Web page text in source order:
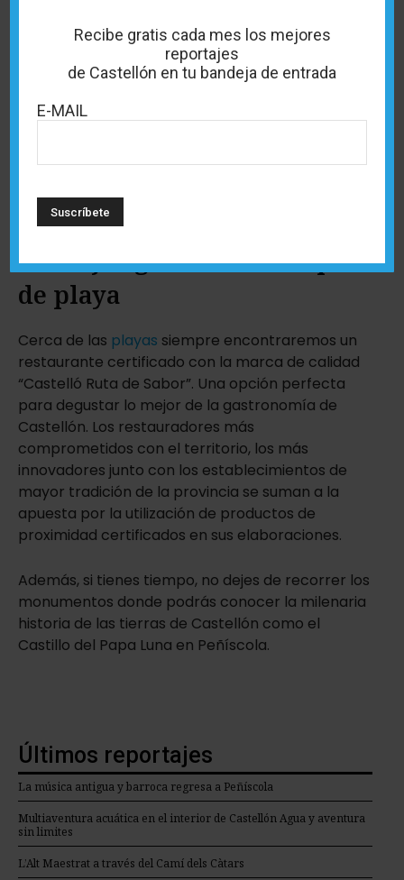
La mejor gastronomía a pie
de playa
Cerca de las playas siempre encontraremos un
restaurante certificado con la marca de calidad
“Castelló Ruta de Sabor”. Una opción perfecta
para degustar lo mejor de la gastronomía de
Castellón. Los restauradores más
comprometidos con el territorio, los más
innovadores junto con los establecimientos de
mayor tradición de la provincia se suman a la
apuesta por la utilización de productos de
proximidad certificados en sus elaboraciones.
Además, si tienes tiempo, no dejes de recorrer los
monumentos donde podrás conocer la milenaria
historia de las tierras de Castellón como el
Castillo del Papa Luna en Peñíscola.
Últimos reportajes
La música antigua y barroca regresa a Peñíscola
Multiaventura acuática en el interior de Castellón Agua y aventura
sin limites
L’Alt Maestrat a través del Camí dels Càtars
Recibe gratis cada mes los mejores
reportajes
de Castellón en tu bandeja de entrada
E-MAIL